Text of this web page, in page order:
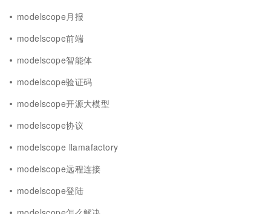
modelscope月报
modelscope前端
modelscope智能体
modelscope验证码
modelscope开源大模型
modelscope协议
modelscope llamafactory
modelscope远程连接
modelscope登陆